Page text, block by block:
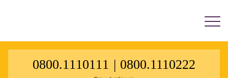
0800.1110111 | 0800.1110222